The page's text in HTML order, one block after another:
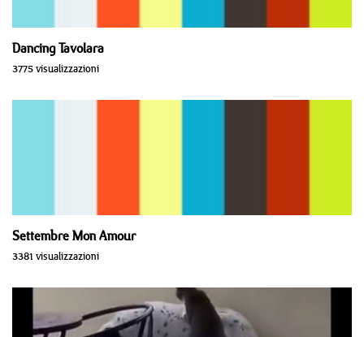
Dancing Tavolara
3775 visualizzazioni
Settembre Mon Amour
3381 visualizzazioni